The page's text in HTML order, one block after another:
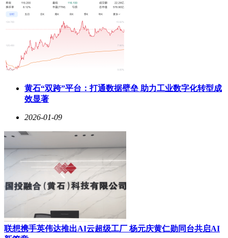
黄石“双跨”平台：打通数据壁垒 助力工业数字化转型成
效显著
2026-01-09
联想携手英伟达推出AI云超级工厂 杨元庆黄仁勋同台共启AI